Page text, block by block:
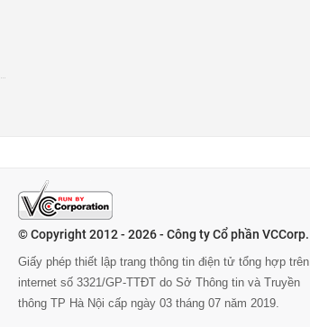
© Copyright 2012 - 2026 - Công ty Cổ phần VCCorp.
Giấy phép thiết lập trang thông tin điện tử tổng hợp trên
internet số 3321/GP-TTĐT do Sở Thông tin và Truyền
thông TP Hà Nội cấp ngày 03 tháng 07 năm 2019.